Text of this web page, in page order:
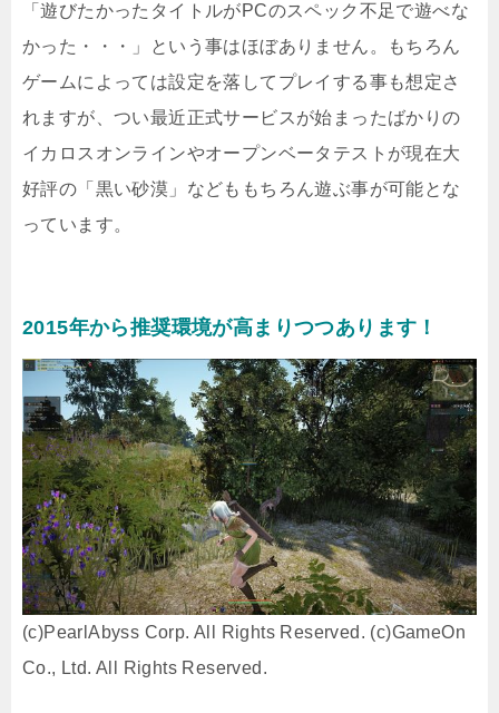
「遊びたかったタイトルがPCのスペック不足で遊べな
かった・・・」という事はほぼありません。もちろん
ゲームによっては設定を落してプレイする事も想定さ
れますが、つい最近正式サービスが始まったばかりの
イカロスオンラインやオープンベータテストが現在大
好評の「黒い砂漠」などももちろん遊ぶ事が可能とな
っています。
2015年から推奨環境が高まりつつあります！
(c)PearlAbyss Corp. All Rights Reserved. (c)GameOn
Co., Ltd. All Rights Reserved.